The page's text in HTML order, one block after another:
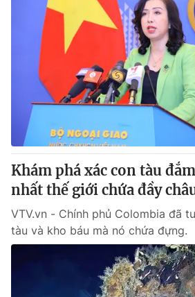
Khám phá xác con tàu
nhất thế giới chứa đầy
VTV.vn - Chính phủ Colombia đã
tàu và kho báu mà nó chứa đựng.